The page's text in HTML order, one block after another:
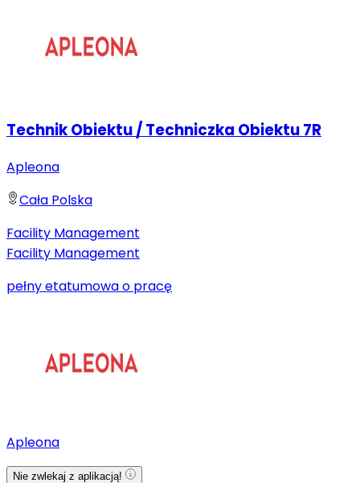
Technik Obiektu / Techniczka Obiektu 7R
Apleona
Cała Polska
Facility Management
Facility Management
pełny etatumowa o pracę
Apleona
Nie zwlekaj z aplikacją!